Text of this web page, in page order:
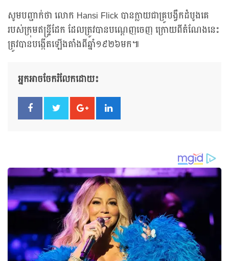
សូមបញ្ជាក់ថា លោក Hansi Flick បានក្លាយជាគ្រូបង្វឹកដំបូងគេ
របស់ក្រុមឥន្ទ្រីដែក ដែលត្រូវបានបណ្តេញចេញ ក្រោយពីតំណែងនេះ
ត្រូវបានបង្កើតឡើងតាំងពីឆ្នាំ១៩២៦មក៕
អ្នកអាចចែករំលែកដោយ៖